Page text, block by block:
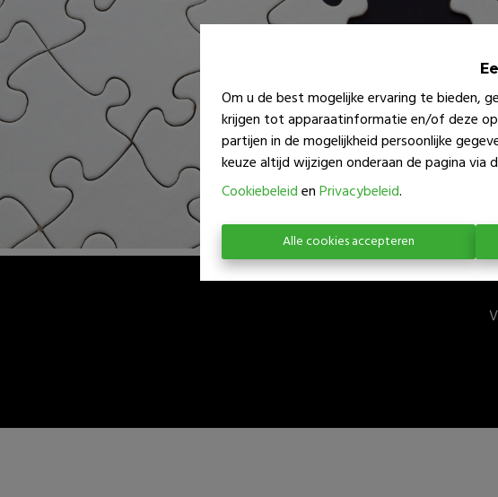
Om u de best mogelijke ervaring te bieden,
krijgen tot apparaatinformatie en/of deze
partijen in de mogelijkheid persoonlijke
keuze altijd wijzigen onderaan de pagina
CookiebeleidenPrivacybeleid.
Alle cookies accepteren